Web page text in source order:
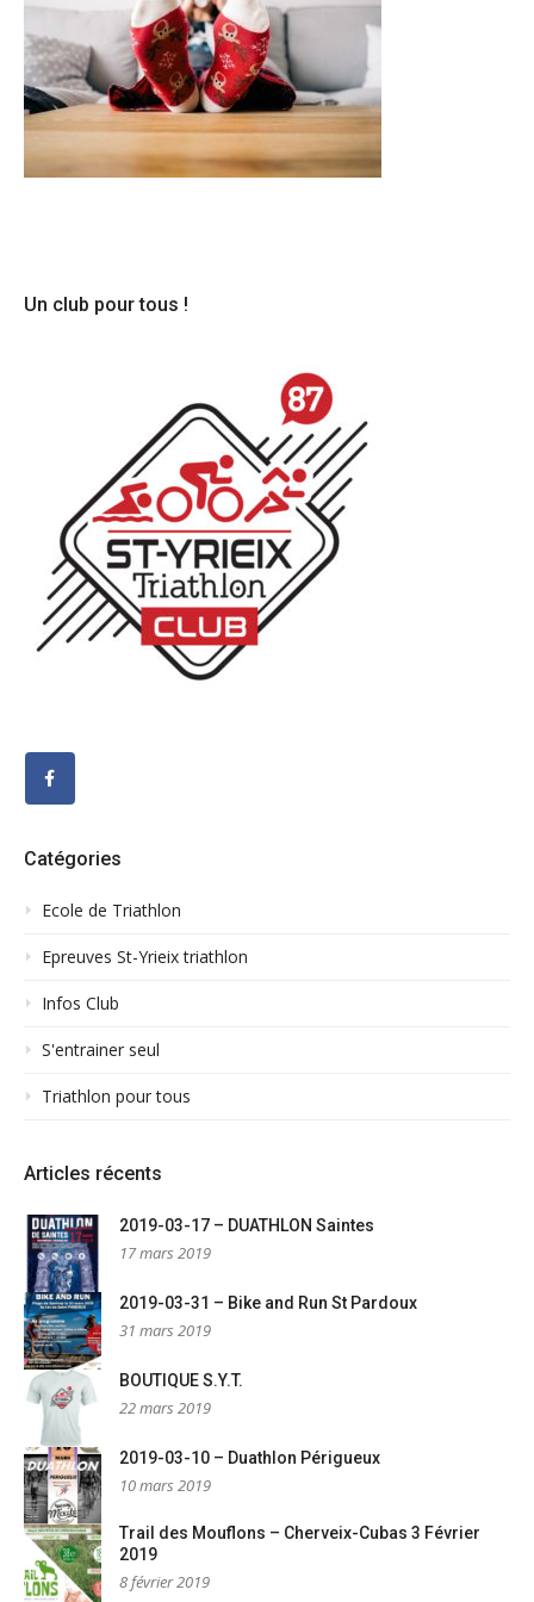
Un club pour tous !
Catégories
Ecole de Triathlon
Epreuves St-Yrieix triathlon
Infos Club
S'entrainer seul
Triathlon pour tous
Articles récents
2019-03-17 – DUATHLON Saintes
17 mars 2019
2019-03-31 – Bike and Run St Pardoux
31 mars 2019
BOUTIQUE S.Y.T.
22 mars 2019
2019-03-10 – Duathlon Périgueux
10 mars 2019
Trail des Mouflons – Cherveix-Cubas 3 Février
2019
8 février 2019